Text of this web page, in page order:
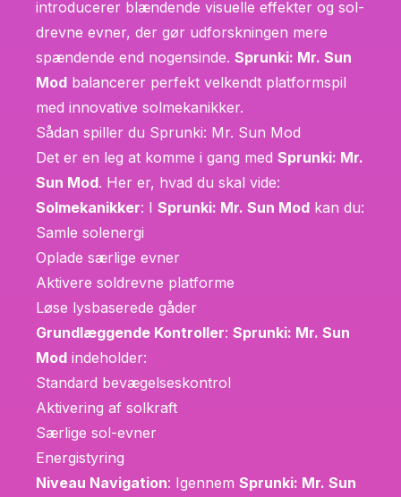
introducerer blændende visuelle effekter og sol-
drevne evner, der gør udforskningen mere
spændende end nogensinde. Sprunki: Mr. Sun
Mod balancerer perfekt velkendt platformspil
med innovative solmekanikker.
Sådan spiller du Sprunki: Mr. Sun Mod
Det er en leg at komme i gang med Sprunki: Mr.
Sun Mod. Her er, hvad du skal vide:
Solmekanikker: I Sprunki: Mr. Sun Mod kan du:
Samle solenergi
Oplade særlige evner
Aktivere soldrevne platforme
Løse lysbaserede gåder
Grundlæggende Kontroller: Sprunki: Mr. Sun
Mod indeholder:
Standard bevægelseskontrol
Aktivering af solkraft
Særlige sol-evner
Energistyring
Niveau Navigation: Igennem Sprunki: Mr. Sun